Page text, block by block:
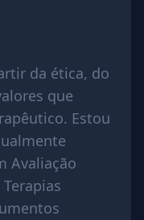
da ética, do
que
Estou
Avaliação